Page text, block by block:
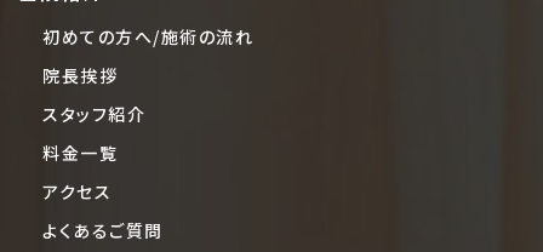
初めての方へ/施術の流れ
院長挨拶
スタッフ紹介
料金一覧
アクセス
よくあるご質問